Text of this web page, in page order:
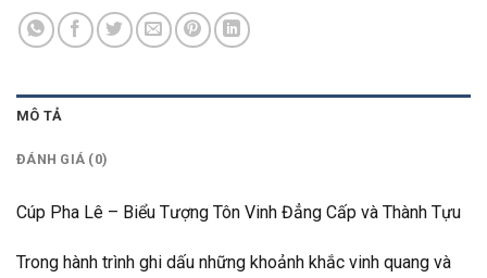
MÔ TẢ
ĐÁNH GIÁ (0)
Cúp Pha Lê – Biểu Tượng Tôn Vinh Đẳng Cấp và Thành Tựu
Trong hành trình ghi dấu những khoảnh khắc vinh quang và